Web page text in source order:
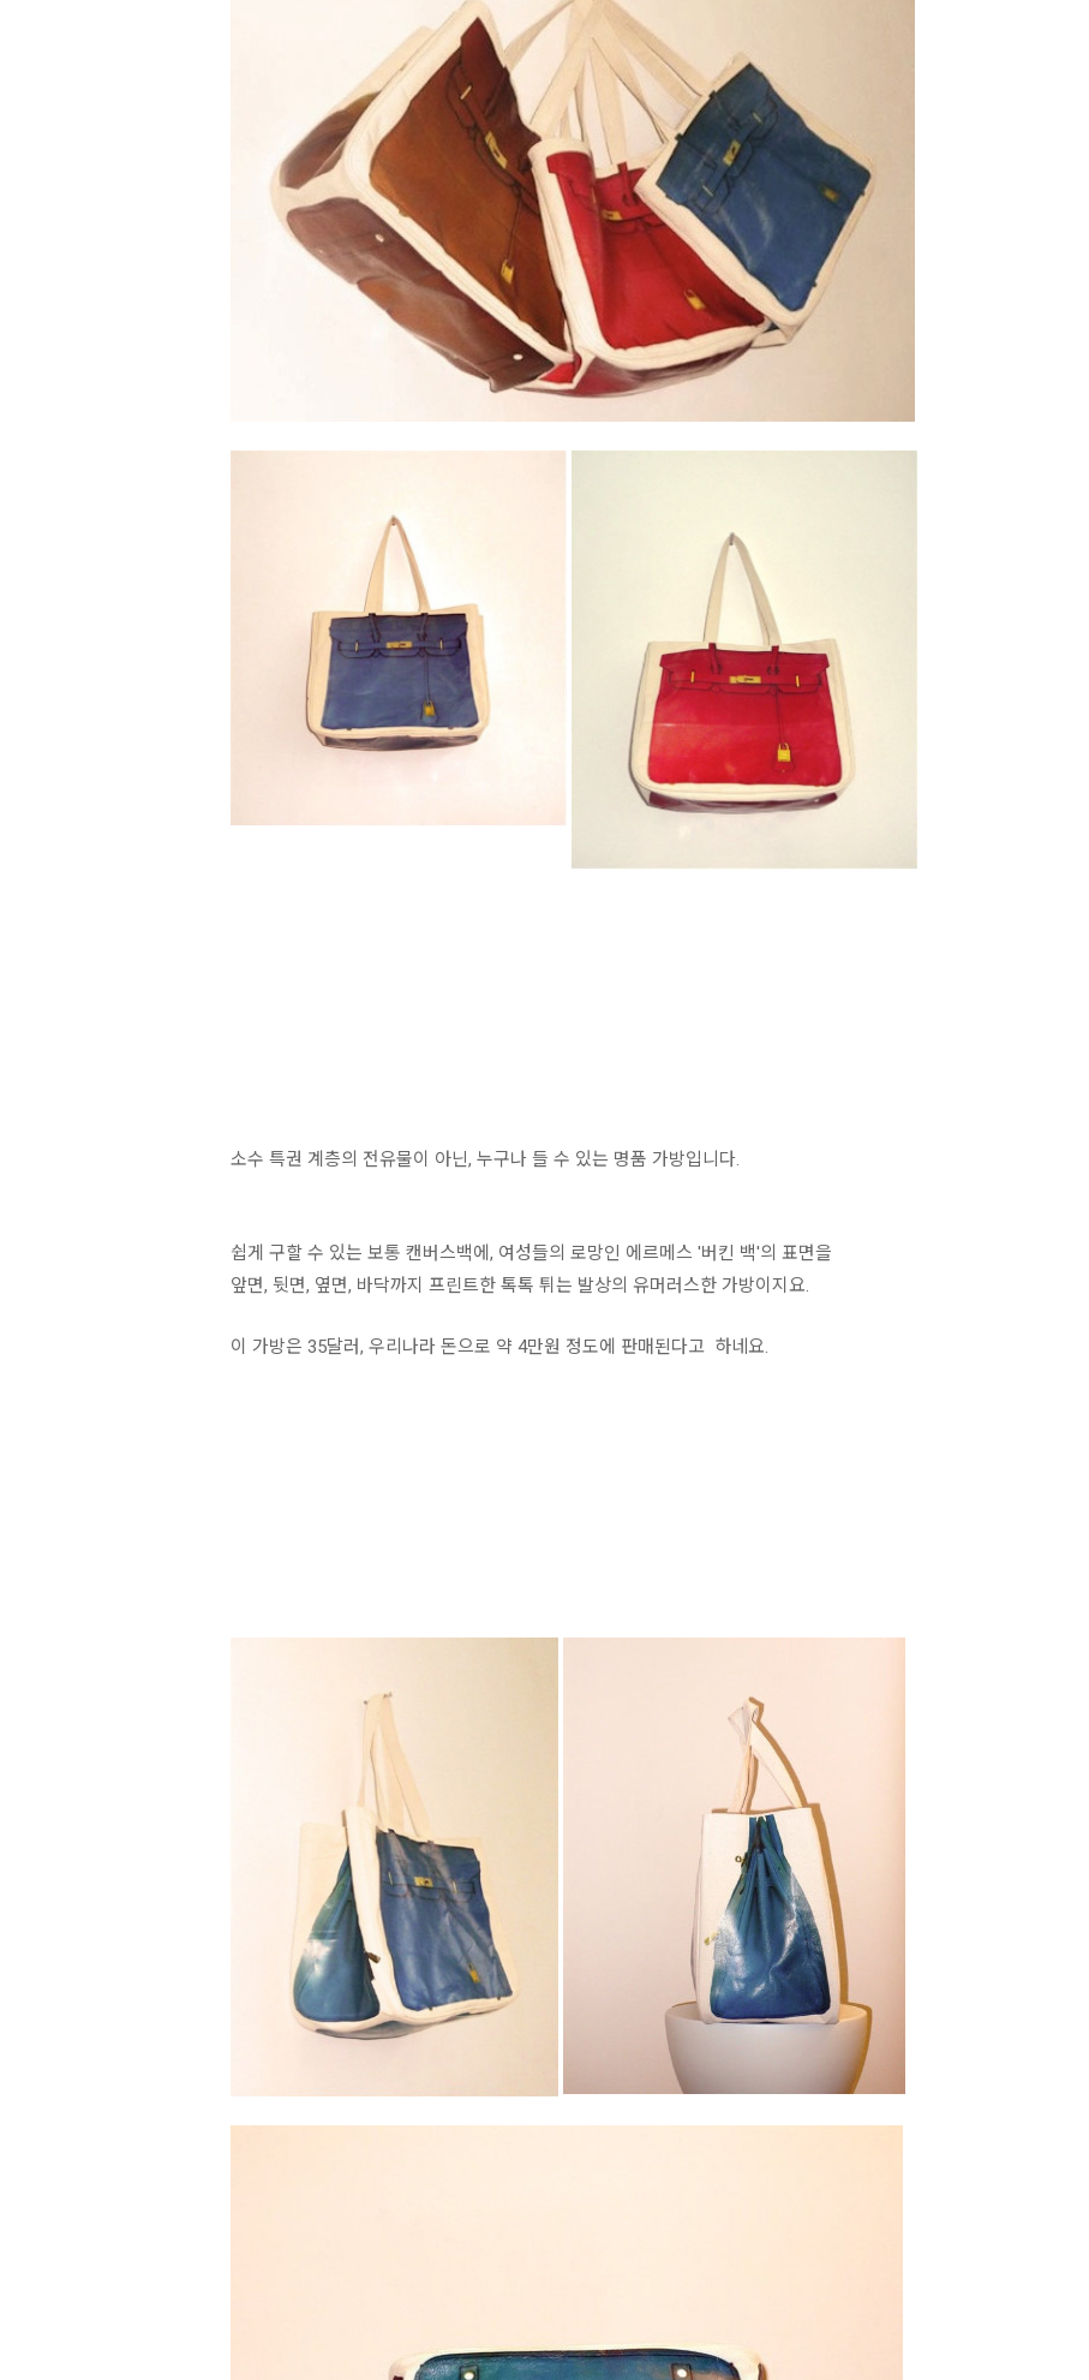
소수 특권 계층의 전유물이 아닌, 누구나 들 수 있는 명품 가방입니다.
쉽게 구할 수 있는 보통 캔버스백에, 여성들의 로망인 에르메스 '버킨 백'의 표면을
앞면, 뒷면, 옆면, 바닥까지 프린트한 톡톡 튀는 발상의 유머러스한 가방이지요.
이 가방은 35달러, 우리나라 돈으로 약 4만원 정도에 판매된다고 하네요.